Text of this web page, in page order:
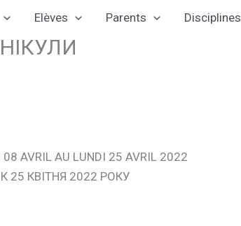
Elèves Parents Disciplines
08 AVRIL AU LUNDI 25 AVRIL 2022
25 КВІТНЯ 2022 РОКУ